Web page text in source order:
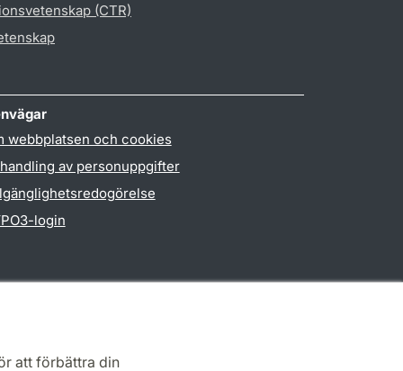
att förbättra din
(CTR)
webbplatsen och cookies
av personuppgifter
login